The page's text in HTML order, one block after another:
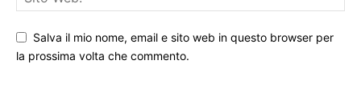
Salva il mio nome, email e sito web in questo browser per
la prossima volta che commento.